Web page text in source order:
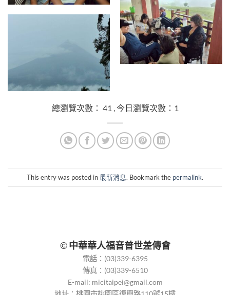
總瀏覽次數： 41 , 今日瀏覽次數：1
This entry was posted in最新消息. Bookmark the permalink.
©中華華人福音普世差傳會
電話：(03)339-6395
傳真：(03)339-6510
E-mail: micitaipei@gmail.com